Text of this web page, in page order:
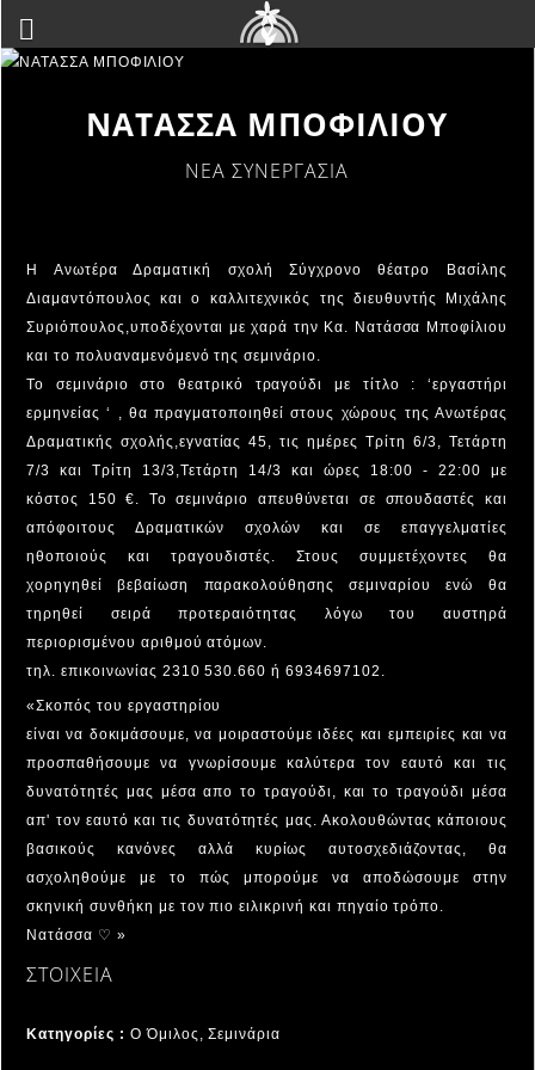
ΝΑΤΑΣΣΑ ΜΠΟΦΙΛΙΟΥ
ΝΕΑ ΣΥΝΕΡΓΑΣΙΑ
Η Ανωτέρα Δραματική σχολή Σύγχρονο θέατρο Βασίλης
Διαμαντόπουλος και ο καλλιτεχνικός της διευθυντής Μιχάλης
Συριόπουλος,υποδέχονται με χαρά την Κα. Νατάσσα Μποφίλιου
και το πολυαναμενόμενό της σεμινάριο.
Το σεμινάριο στο θεατρικό τραγούδι με τίτλο : ‘εργαστήρι
ερμηνείας ‘ , θα πραγματοποιηθεί στους χώρους της Ανωτέρας
Δραματικής σχολής,εγνατίας 45, τις ημέρες Τρίτη 6/3, Τετάρτη
7/3 και Τρίτη 13/3,Τετάρτη 14/3 και ώρες 18:00 - 22:00 με
κόστος 150 €. Το σεμινάριο απευθύνεται σε σπουδαστές και
απόφοιτους Δραματικών σχολών και σε επαγγελματίες
ηθοποιούς και τραγουδιστές. Στους συμμετέχοντες θα
χορηγηθεί βεβαίωση παρακολούθησης σεμιναρίου ενώ θα
τηρηθεί σειρά προτεραιότητας λόγω του αυστηρά
περιορισμένου αριθμού ατόμων.
τηλ. επικοινωνίας 2310 530.660 ή 6934697102.
«Σκοπός του εργαστηρίου
είναι να δοκιμάσουμε, να μοιραστούμε ιδέες και εμπειρίες και να
προσπαθήσουμε να γνωρίσουμε καλύτερα τον εαυτό και τις
δυνατότητές μας μέσα απο το τραγούδι, και το τραγούδι μέσα
απ' τον εαυτό και τις δυνατότητές μας. Ακολουθώντας κάποιους
βασικούς κανόνες αλλά κυρίως αυτοσχεδιάζοντας, θα
ασχοληθούμε με το πώς μπορούμε να αποδώσουμε στην
σκηνική συνθήκη με τον πιο ειλικρινή και πηγαίο τρόπο.
Νατάσσα ♡ »
ΣΤΟΙΧΕΙΑ
Κατηγορίες : Ο Όμιλος, Σεμινάρια